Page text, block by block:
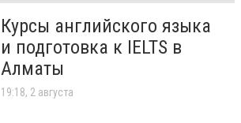
Курсы английского языка
и подготовка к IELTS в
Алматы
19:18, 2 августа